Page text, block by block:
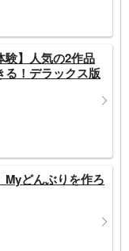
験】人気の2作品
る！デラックス版
Myどんぶりを作ろ